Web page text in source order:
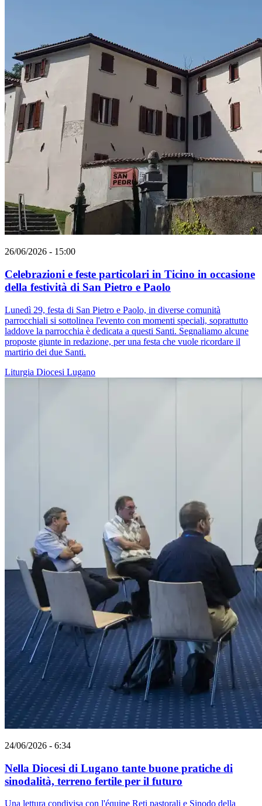
26/06/2026 - 15:00
Celebrazioni e feste particolari in Ticino in occasione
della festività di San Pietro e Paolo
Lunedì 29, festa di San Pietro e Paolo, in diverse comunità
parrocchiali si sottolinea l'evento con momenti speciali, soprattutto
laddove la parrocchia è dedicata a questi Santi. Segnaliamo alcune
proposte giunte in redazione, per una festa che vuole ricordare il
martirio dei due Santi.
Liturgia Diocesi Lugano
24/06/2026 - 6:34
Nella Diocesi di Lugano tante buone pratiche di
sinodalità, terreno fertile per il futuro
Una lettura condivisa con l'équipe Reti pastorali e Sinodo della